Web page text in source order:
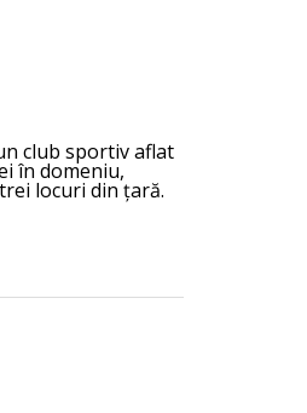
club sportiv aflat
în domeniu,
locuri din țară.